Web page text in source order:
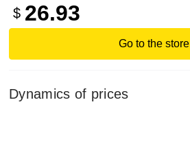
$ 26.93
Go to the store
Dynamics of prices